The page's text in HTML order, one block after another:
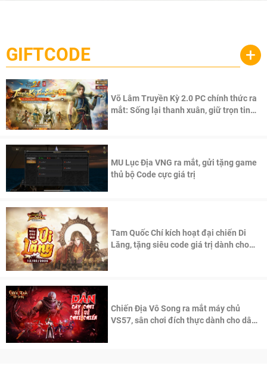
cầu, theo giấy phép chính thức từ công ty game Nhật Bản
Pocketpair, Inc.
GIFTCODE +
Võ Lâm Truyền Kỳ 2.0 PC chính thức ra
mắt: Sống lại thanh xuân, giữ trọn tinh
MU Lục Địa VNG ra mắt, gửi tặng game
thủ bộ Code cực giá trị
Tam Quốc Chí kích hoạt đại chiến Di
Lăng, tặng siêu code giá trị dành cho
Chiến Địa Vô Song ra mắt máy chủ
VS57, sân chơi đích thực dành cho dân